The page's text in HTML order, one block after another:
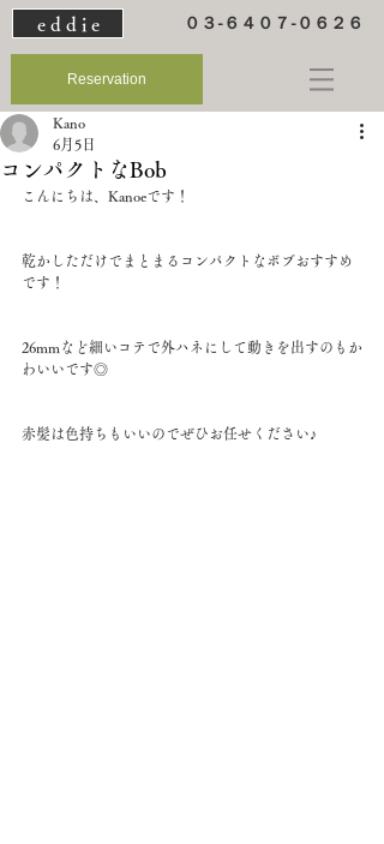
e d d i e ０３-６４０７-０６２６
Reservation
コンパクトなBob
Kano
6月5日
こんにちは、Kanoeです！
乾かしただけでまとまるコンパクトなボブおすすめ
です！
26mmなど細いコテで外ハネにして動きを出すのもか
わいいです◎
赤髪は色持ちもいいのでぜひお任せください♪